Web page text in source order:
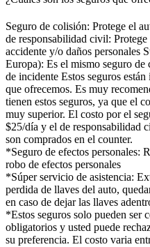
Seguro de colisión: Protege el
de responsabilidad civil:
accidente y/o daños personales
Europa): Es el mismo seguro
de incidente Estos seguros
que ofrecemos. Es muy
tienen estos seguros, ya que el
muy superior. El costo por el
$25/día y el de responsabilidad
son comprados en el counter.
*Seguro de efectos personales:
robo de efectos personales
*Súper servicio de asistencia:
perdida de llaves del auto,
en caso de dejar las llaves
*Estos seguros solo pueden ser
obligatorios y usted puede
su preferencia. El costo varia